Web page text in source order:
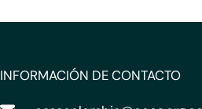
INFORMACIÓN DE CONTACTO